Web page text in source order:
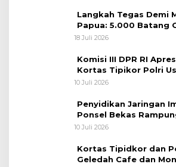
Langkah Tegas Demi
Papua: 5.000 Batang
Diungkap Koops TNI
18 Juli 2026
Komisi III DPR RI
Kortas Tipikor Polri
Korupsi Batu Bara
10 Juli 2026
Penyidikan Jaringan
Ponsel Bekas
Tersangka Sudah P-21
10 Juli 2026
Kortas Tipidkor dan
Geledah Cafe dan